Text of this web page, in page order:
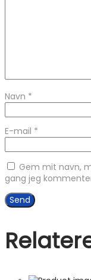
Navn *
E-mail *
Gem mit navn,
gang jeg